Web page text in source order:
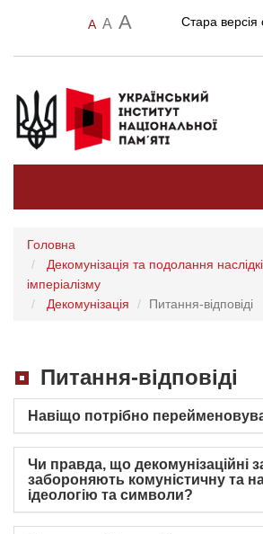
A A A Стара версія
Головна
Декомунізація та подолання
імперіалізму
Декомунізація
Питання-відповіді
Питання-відповіді
Навіщо потрібно
Чи правда, що декомунізаційні
забороняють комуністичну та
ідеологію та символи?